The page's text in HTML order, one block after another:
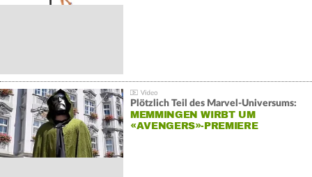
Plötzlich Teil des Marvel-Universums:
MEMMINGEN WIRBT UM
«AVENGERS»-PREMIERE